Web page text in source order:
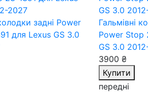
задні Power
для Lexus GS 3.0
Гальмівні
Power Stop
GS 3.0
3900 ₴
Купити
передні